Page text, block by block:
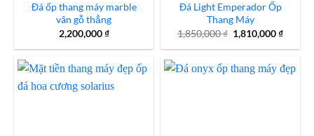
Đá ốp thang máy marble
vân gỗ thẳng
2,200,000₫
Đá Light Emperador Ốp
Thang Máy
1,850,000₫ Giá
gốc
là:
1,850,000 ₫.
1,810,000₫Giá
tại
là: